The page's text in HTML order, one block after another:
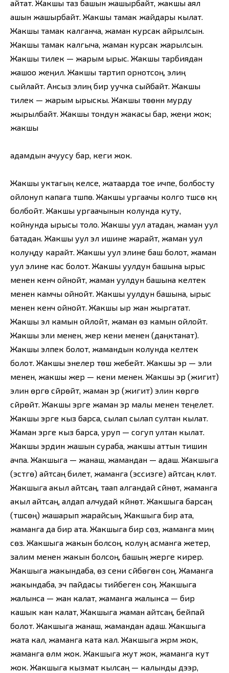
айтат. Жакшы таз башын жашырбайт, жакшы аял
ашын жашырбайт. Жакшы тамак жайдары кылат.
Жакшы тамак калганча, жаман курсак айрылсын.
Жакшы тамак калгыча, жаман курсак жарылсын.
Жакшы тилек — жарым ырыс. Жакшы тарбиядан
жашоо жеңил. Жакшы тартип орнотсоң, элиң
сыйлайт. Ансыз элиң бир уучка сыйбайт. Жакшы
тилек — жарым ырыскы. Жакшы төөнүн мурду
жырылбайт. Жакшы тондун жакасы бар, жеңи жок;
жакшы
адамдын ачуусу бар, кеги жок.
Жакшы уктагың келсе, жатаарда тое ичпе, болбосту
ойлонуп капага түшпө. Жакшы ургаачы колго түшсө күң
болбойт. Жакшы ургаачынын колунда куту,
койнунда ырысы толо. Жакшы уул атадан, жаман уул
батадан. Жакшы уул эл ишине жарайт, жаман уул
колуңду карайт. Жакшы уул элине баш болот, жаман
уул элине кас болот. Жакшы уулдун башына ырыс
менен кенч ойнойт, жаман уулдун башына келтек
менен камчы ойнойт. Жакшы уулдун башына, ырыс
менен кенч ойнойт. Жакшы ыр жан жыргатат.
Жакшы эл камын ойлойт, жаман өз камын ойлойт.
Жакшы эли менен, жер кени менен (даңктанат).
Жакшы элпек болот, жамандын колунда келтек
болот. Жакшы энелер төш жебейт. Жакшы эр — эли
менен, жакшы жер — кени менен. Жакшы эр (жигит)
элин өргө сүйрөйт, жаман эр (жигит) элин көргө
сүйрөйт. Жакшы эрге жаман эр малы менен теңелет.
Жакшы эрге кыз барса, сылап сылап султан кылат.
Жаман эрге кыз барса, уруп — согуп ултан кылат.
Жакшы эрдин жашын сураба, жакшы аттын тишин
ачпа. Жакшыга — жанаш, жамандан — адаш. Жакшыга
(эстүүгө) айтсаң билет, жаманга (эссизге) айтсаң күлөт.
Жакшыга акыл айтсаң, таап алгандай сүйүнөт, жаманга
акыл айтсаң, алдап алчудай күйүнөт. Жакшыга барсаң
(түшсөң) жашарып жарайсың, Жакшыга бир ата,
жаманга да бир ата. Жакшыга бир сөз, жаманга миң
сөз. Жакшыга жакын болсоң, колуң асманга жетер,
залим менен жакын болсоң, башың жерге кирер.
Жакшыга жакындаба, өзү сени сүйбөгөн соң. Жаманга
жакындаба, эч пайдасы тийбеген соң. Жакшыга
жалынса — жан калат, жаманга жалынса — бир
кашык кан калат, Жакшыга жаман айтсаң, бейпай
болот. Жакшыга жанаш, жамандан адаш. Жакшыга
жата кал, жаманга ката кал. Жакшыга жүрүм жок,
жаманга өлүм жок. Жакшыга жут жок, жаманга кут
жок. Жакшыга кызмат кылсаң — калынды дээр,